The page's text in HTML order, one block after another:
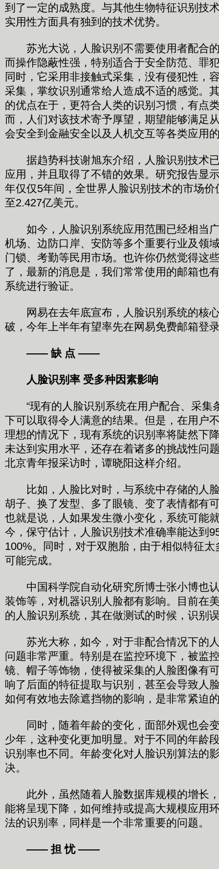
到了一定的成熟度。与其他生物特征识别技
实用性方面具有独到的技术优势。
苏光大说，人脸识别不需要使用者配合
而操作隐蔽性强，特别适合于安全防范、罪
同时，它采用非接触式采集，没有侵犯性，
采集，掌纹识别通常给人造成不适的感觉。
的优点在于，更符合人类的识别习惯，有点
而，人们对该技术寄予厚望，期望能够满足
会安全到金融安全以及人机交互等各类应用
据趋势科技谢旭东介绍，人脸识别技术
应用，并且取得了不错的效果。研究报告显
年仅仅5年间，全世界人脸识别技术的市场
至2.427亿美元。
如今，人脸识别系统应用范围已经相当
机场、边防口岸、安防等多个重要行业及领
门锁、考勤等民用市场。也许你仍然觉得这
了，最新的消息是，我们常常使用的邮箱也
系统进行验证。
网易在去年底宣布，人脸识别系统的核
破，今年上半年有望率先在网易免费邮箱登
—— 缺 点 ——
人脸识别率 受多种因素影响
“现有的人脸识别系统在用户配合、采集
下可以取得令人满意的结果。但是，在用户
理想的情况下，现有系统的识别率将陡然下
未达到实用水平，还存在着诸多的挑战性问
北京青年报采访时，谭晓阳这样介绍。
比如，人脸比对时，与系统中存储的人
胡子、换了发型、多了眼镜、变了表情都有
也就是说，人如果发生微小变化，系统可能
今，保守估计，人脸识别技术准确率能达到
100%。同时，对于双胞胎，由于相似特征
可能完成。
中国科学院自动化研究所博士张小博也
装饰等，对机器识别人脸都有影响。目前在
的人脸识别系统，其在做测试的时候，识别
苏光大称，如今，对于非配合情况下的
问题非常严重。特别是在监控环境下，被监
镜、帽子等饰物，使得被采集的人脸图像有
响了后面的特征提取与识别，甚至会导致人
如何有效地去除遮挡物的影响，是非常紧迫
同时，随着年龄的变化，面部外观也会
少年，这种变化更加明显。对于不同的年龄
识别率也不同。年龄变化对人脸识别算法的
决。
此外，虽然随着人脸数据库规模的增长
能将呈现下降，如何维持或提高大规模应用
法的识别率，同样是一个非常重要的问题。
—— 担 忧 ——